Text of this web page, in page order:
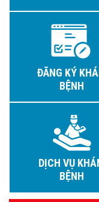
ĐĂNG KÝ
BỆNH
DỊCH VỤ
BỆNH